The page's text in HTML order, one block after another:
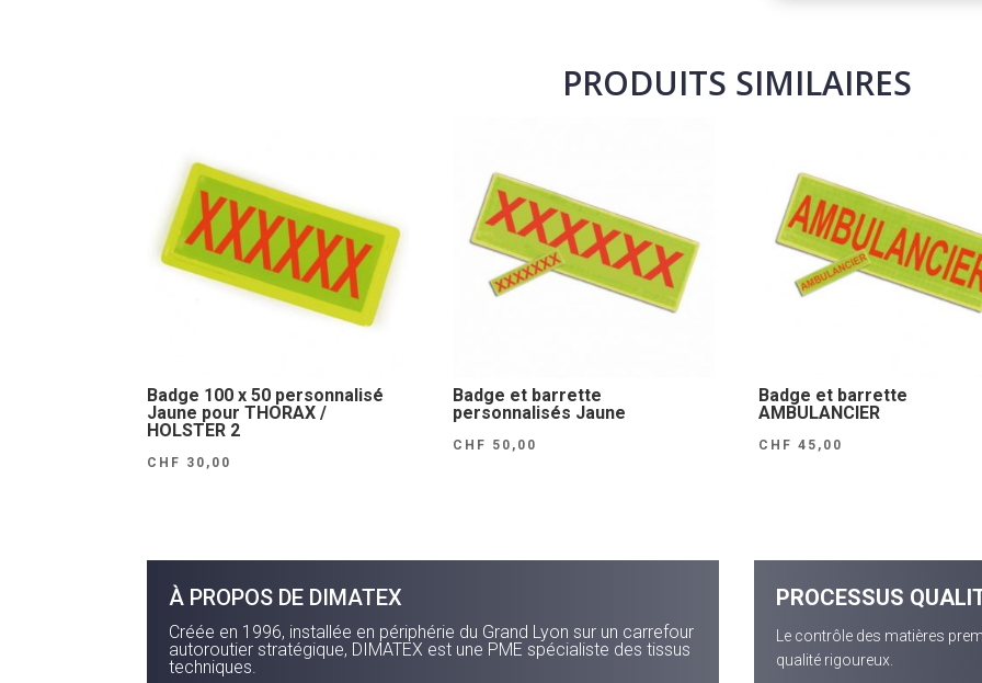
PRODUITS SIMILAIRES
Badge 100 x 50 personnalisé
Jaune pour THORAX /
HOLSTER 2
CHF 30,00
Badge et barrette
personnalisés Jaune
CHF 50,00
Badge et barrette
AMBULANCIER
CHF 45,00
À PROPOS DE DIMATEX
Créée en 1996, installée en périphérie du Grand Lyon sur un carrefour
autoroutier stratégique, DIMATEX est une PME spécialiste des tissus
techniques.
PROCESSUS
Le contrôle des matières
qualité rigoureux.